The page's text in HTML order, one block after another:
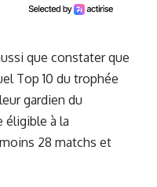
que constater que
Top 10 du trophée
gardien du
éligible à la
28 matchs et